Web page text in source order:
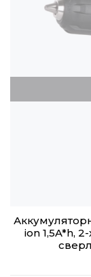
ion 1,5A*h,